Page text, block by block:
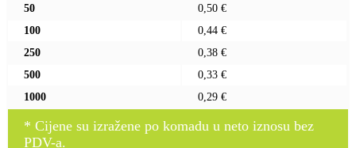
50
0,50 €
100
0,44 €
250
0,38 €
500
0,33 €
1000
0,29 €
* Cijene su izražene po komadu u neto iznosu bez
PDV-a.